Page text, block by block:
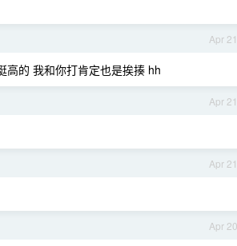
Apr 21
高的 我和你打肯定也是挨揍 hh
Apr 21
Apr 21
Apr 20